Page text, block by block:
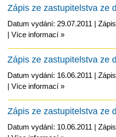
Zápis ze zastupitelstva ze
Datum vydání: 29.07.2011 |
| Více informací »
Zápis ze zastupitelstva ze
Datum vydání: 16.06.2011 |
| Více informací »
Zápis ze zastupitelstva ze
Datum vydání: 10.06.2011 |